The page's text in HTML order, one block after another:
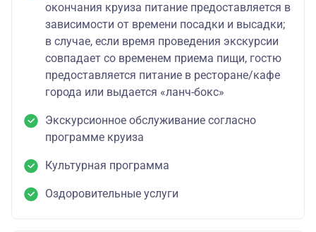
окончания круиза питание предоставляется в
зависимости от времени посадки и высадки;
в случае, если время проведения экскурсии
совпадает со временем приема пищи, гостю
предоставляется питание в ресторане/кафе
города или выдается «ланч-бокс»
Экскурсионное обслуживание согласно
программе круиза
Культурная программа
Оздоровительные услуги